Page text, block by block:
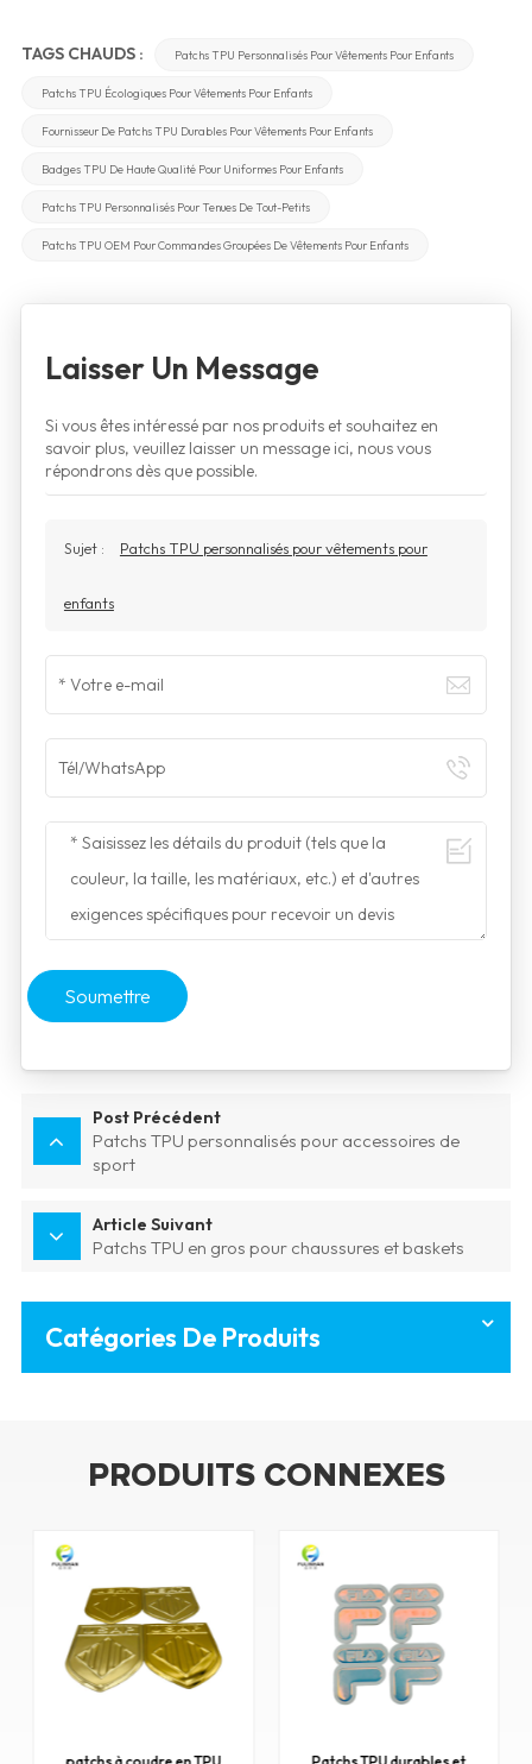
TAGS CHAUDS : Patchs TPU Personnalisés Pour Vêtements Pour Enfants
Patchs TPU Écologiques Pour Vêtements Pour Enfants
Fournisseur De Patchs TPU Durables Pour Vêtements Pour Enfants
Badges TPU De Haute Qualité Pour Uniformes Pour Enfants
Patchs TPU Personnalisés Pour Tenues De Tout-Petits
Patchs TPU OEM Pour Commandes Groupées De Vêtements Pour Enfants
Laisser Un Message
Si vous êtes intéressé par nos produits et souhaitez en
savoir plus, veuillez laisser un message ici, nous vous
répondrons dès que possible.
Sujet : Patchs TPU personnalisés pour vêtements pour
enfants
Soumettre
Post Précédent
Patchs TPU personnalisés pour accessoires de
sport
Article Suivant
Patchs TPU en gros pour chaussures et baskets
Catégories De Produits
PRODUITS CONNEXES